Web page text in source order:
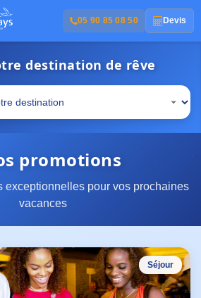
05 90 85 08 50 Devis
destination de rêve
promotions
exceptionnelles pour vos prochaines
vacances
Séjour